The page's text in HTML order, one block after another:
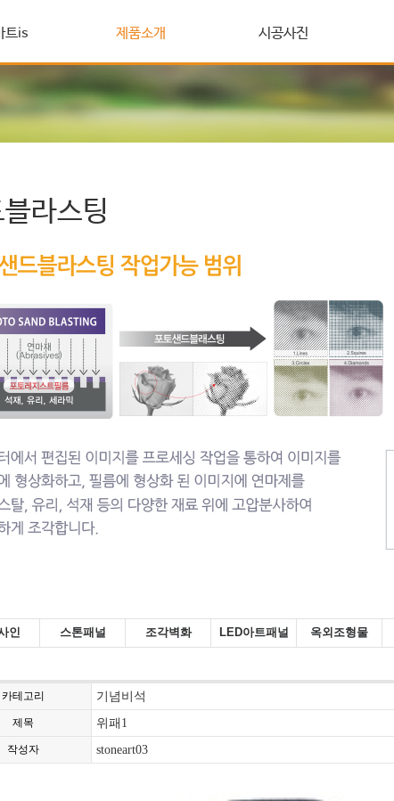
트is 제품소개 시공사진
라스팅
인 스톤패널 조각벽화 LED아트패널 옥외조형물
카테고리 기념비석
제목 위패1
작성자 stoneart03